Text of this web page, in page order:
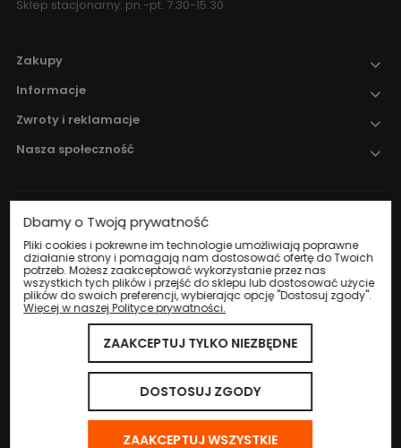
Sklep stacjonarny: pn.-pt. 7.30-15.30
Zakupy
Informacje
Zwroty i reklamacje
Nasza społeczność
Nadzór nad obrotem produktami
leczniczymi weterynaryjnymi sprawuje
Wojewódzki Inspektorat Weterynarii w
Katowicach.
© 2024 Eco Life Group. Wszystkie prawa zastrzeżone.
Dbamy o Twoją prywatność
Pliki cookies i pokrewne im technologie umożliwiają poprawne
działanie strony i pomagają nam dostosować ofertę do Twoich
potrzeb. Możesz zaakceptować wykorzystanie przez nas
wszystkich tych plików i przejść do sklepu lub dostosować użycie
plików do swoich preferencji, wybierając opcję "Dostosuj zgody".
Więcej w naszej Polityce prywatności.
ZAAKCEPTUJ TYLKO NIEZBĘDNE
DOSTOSUJ ZGODY
ZAAKCEPTUJ WSZYSTKIE